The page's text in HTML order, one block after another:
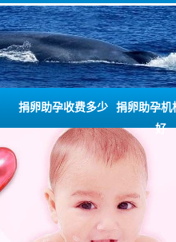
捐卵助孕收费多少
捐卵助孕机
好